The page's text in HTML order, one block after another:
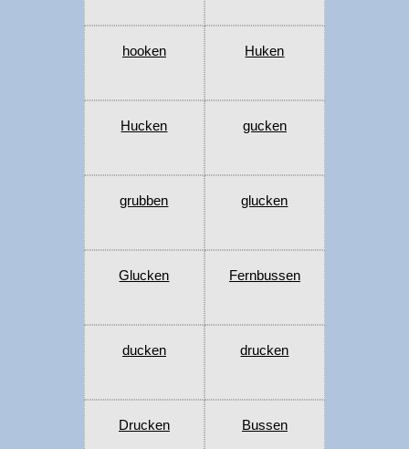
hooken Huken
Hucken gucken
grubben glucken
Glucken Fernbussen
ducken drucken
Drucken Bussen